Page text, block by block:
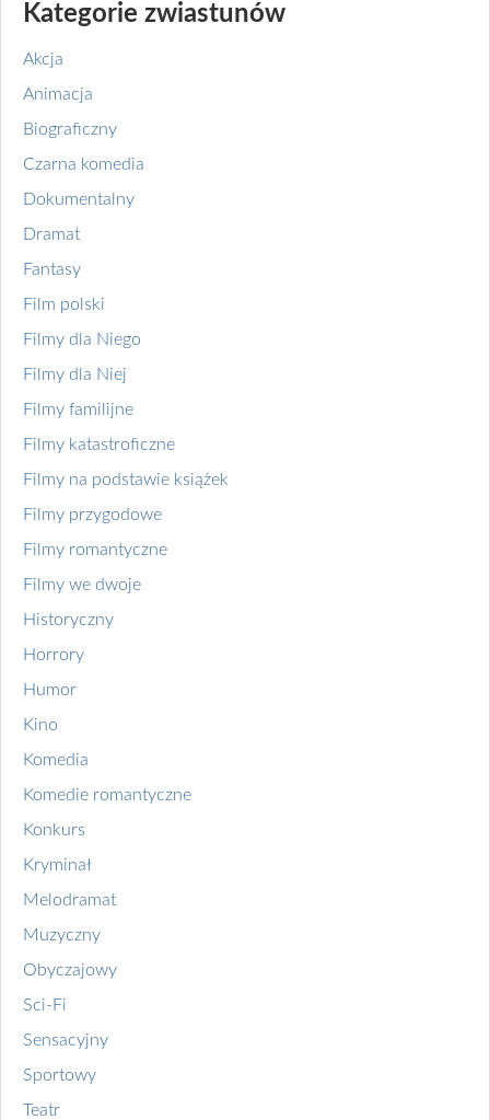
Kategorie zwiastunów
Akcja
Animacja
Biograficzny
Czarna komedia
Dokumentalny
Dramat
Fantasy
Film polski
Filmy dla Niego
Filmy dla Niej
Filmy familijne
Filmy katastroficzne
Filmy na podstawie książek
Filmy przygodowe
Filmy romantyczne
Filmy we dwoje
Historyczny
Horrory
Humor
Kino
Komedia
Komedie romantyczne
Konkurs
Kryminał
Melodramat
Muzyczny
Obyczajowy
Sci-Fi
Sensacyjny
Sportowy
Teatr